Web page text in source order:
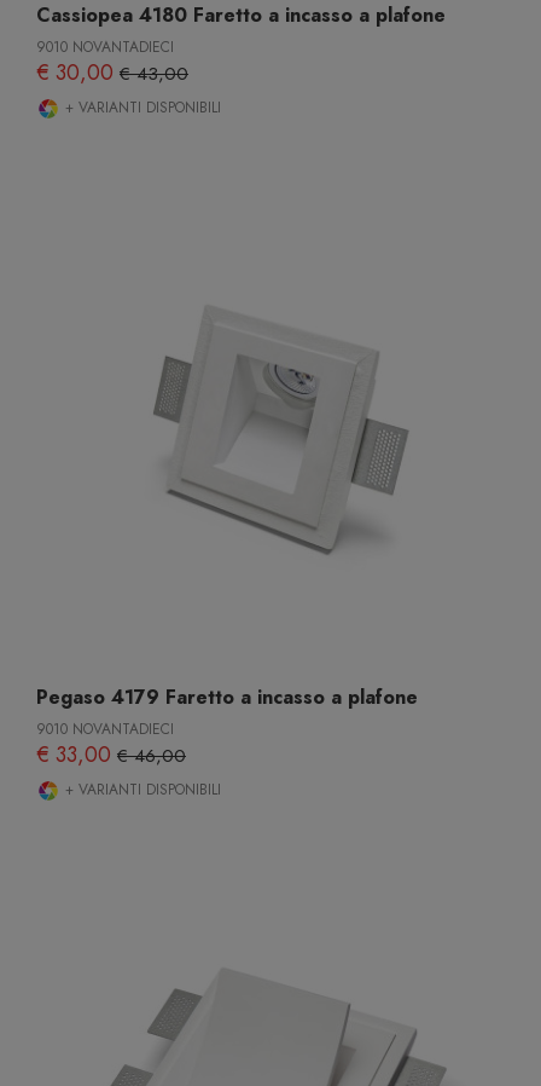
Cassiopea 4180 Faretto a incasso a plafone
9010 NOVANTADIECI
€ 30,00 € 43,00
+ VARIANTI DISPONIBILI
Pegaso 4179 Faretto a incasso a plafone
9010 NOVANTADIECI
€ 33,00 € 46,00
+ VARIANTI DISPONIBILI